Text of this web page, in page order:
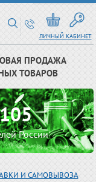
ЛИЧНЫЙ КАБИНЕТ
ПРОДАЖА
ТОВАРОВ
России
И САМОВЫВОЗА